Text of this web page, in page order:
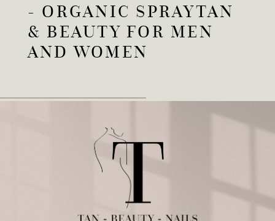
- ORGANIC SPRAYTAN
& BEAUTY FOR MEN
AND WOMEN